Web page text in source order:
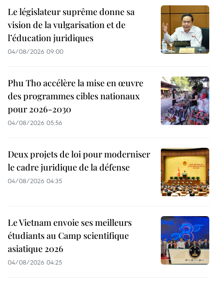
Le législateur suprême donne sa
vision de la vulgarisation et de
l’éducation juridiques
04/08/2026 09:00
Phu Tho accélère la mise en œuvre
des programmes cibles nationaux
pour 2026-2030
04/08/2026 05:56
Deux projets de loi pour moderniser
le cadre juridique de la défense
04/08/2026 04:35
Le Vietnam envoie ses meilleurs
étudiants au Camp scientifique
asiatique 2026
04/08/2026 04:25